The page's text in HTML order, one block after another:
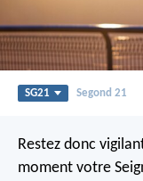
SG21 Segond 21
Restez donc
moment votre